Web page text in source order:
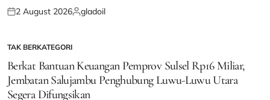
Posted
2 August 2026Posted
gladoil
POSTED
IN
TAK BERKATEGORI
Berkat Bantuan Keuangan Pemprov Sulsel Rp16 Miliar,
Jembatan Salujambu Penghubung Luwu-Luwu Utara
Segera Difungsikan